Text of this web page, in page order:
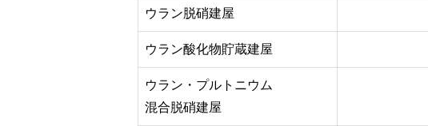
ウラン脱硝建屋
ウラン酸化物貯蔵建屋
ウラン・プルトニウム
混合脱硝建屋